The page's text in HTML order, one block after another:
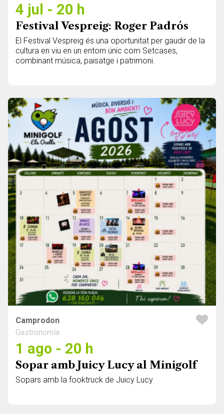
4 jul - 20 h
Festival Vespreig: Roger Padrós
El Festival Vespreig és una oportunitat per gaudir de la
cultura en viu en un entorn únic com Setcases,
combinant música, paisatge i patrimoni.
Camprodon
Gastronomía
1 ago - 20 h
Sopar amb Juicy Lucy al Minigolf
Sopars amb la fooktruck de Juicy Lucy